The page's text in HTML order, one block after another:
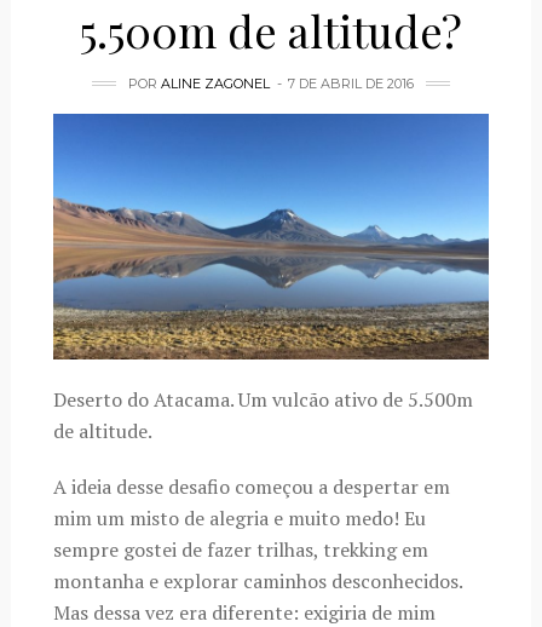
5.500m de altitude?
POR ALINE ZAGONEL 7 DE ABRIL DE 2016
Deserto do Atacama. Um vulcão ativo de 5.500m
de altitude.
A ideia desse desafio começou a despertar em
mim um misto de alegria e muito medo! Eu
sempre gostei de fazer trilhas, trekking em
montanha e explorar caminhos desconhecidos.
Mas dessa vez era diferente: exigiria de mim